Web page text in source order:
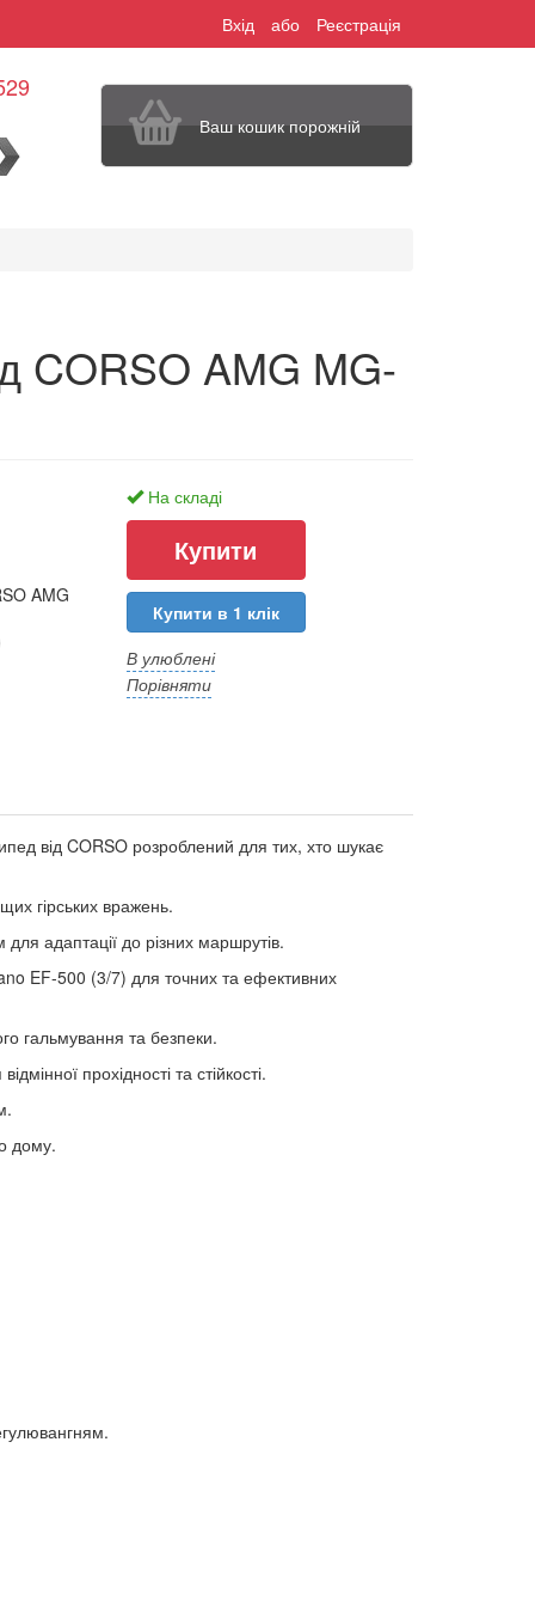
Вхід або Реєстрація
Ваш кошик порожній
CORSO AMG MG-
AMG
На складі
Купити в 1 клік
В улюблені
Порівняти
від CORSO розроблений для тих, хто шукає
гірських вражень.
адаптації до різних маршрутів.
EF-500 (3/7) для точних та ефективних
гальмування та безпеки.
прохідності та стійкості.
дому.